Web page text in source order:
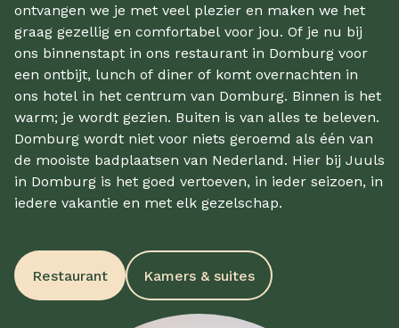
ontvangen we je met veel plezier en maken we het
graag gezellig en comfortabel voor jou. Of je nu bij
ons binnenstapt in ons restaurant in Domburg voor
een ontbijt, lunch of diner of komt overnachten in
ons hotel in het centrum van Domburg. Binnen is het
warm; je wordt gezien. Buiten is van alles te beleven.
Domburg wordt niet voor niets geroemd als één van
de mooiste badplaatsen van Nederland. Hier bij Juuls
in Domburg is het goed vertoeven, in ieder seizoen, in
iedere vakantie en met elk gezelschap.
Restaurant Kamers & suites